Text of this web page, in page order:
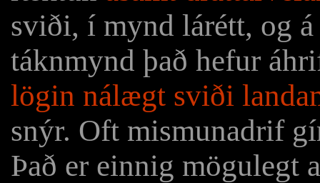
sviði, í mynd lárétt, og
táknmynd það hefur
lögin nálægt sviði
snýr. Oft mismunadrif
Það er einnig mögulegt